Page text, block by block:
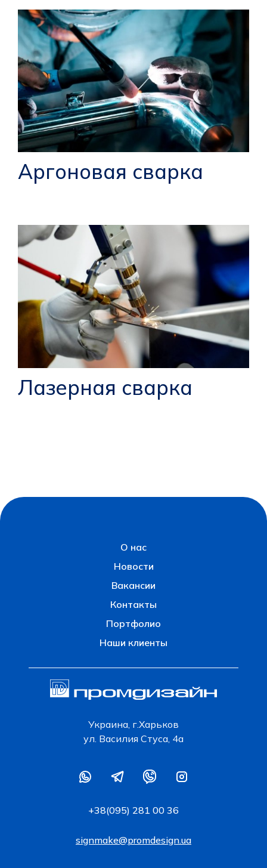
Аргоновая сварка
Лазерная сварка
О нас
Новости
Вакансии
Контакты
Портфолио
Наши клиенты
Украина, г.Харьков
ул. Василия Стуса, 4а
+38(095) 281 00 36
signmake@promdesign.ua